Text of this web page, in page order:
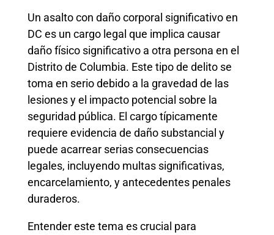
Un asalto con daño corporal significativo en
DC es un cargo legal que implica causar
daño físico significativo a otra persona en el
Distrito de Columbia. Este tipo de delito se
toma en serio debido a la gravedad de las
lesiones y el impacto potencial sobre la
seguridad pública. El cargo típicamente
requiere evidencia de daño substancial y
puede acarrear serias consecuencias
legales, incluyendo multas significativas,
encarcelamiento, y antecedentes penales
duraderos.
Entender este tema es crucial para